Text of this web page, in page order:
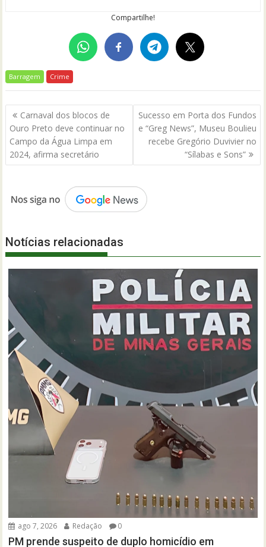
Compartilhe!
Barragem Crime
Navegação
de
Post
Carnaval dos blocos de
Ouro Preto deve continuar no
Campo da Água Limpa em
2024, afirma secretário
Sucesso em Porta dos Fundos
e “Greg News”, Museu Boulieu
recebe Gregório Duvivier no
“Sílabas e Sons”
Notícias relacionadas
ago 7, 2026 Redação 0
PM prende suspeito de duplo homicídio em